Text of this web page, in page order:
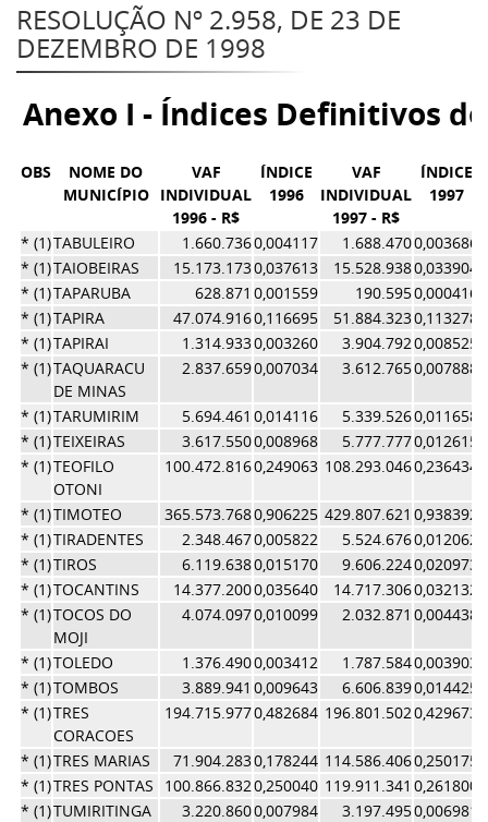
RESOLUÇÃO Nº 2.958, DE 23 DE
DEZEMBRO DE 1998
Anexo I - Índices Definitivos do
OBS
NOME DO
MUNICÍPIO
VAF
INDIVIDUAL
1996 - R$
ÍNDICE
1996
VAF
INDIVIDUAL
1997 - R$
ÍNDICE
1997
* (1)TABULEIRO 1.660.7360,004117 1.688.4700,003686
* (1)TAIOBEIRAS 15.173.1730,037613 15.528.9380,033904
* (1)TAPARUBA 628.871 0,001559 190.5950,000416
* (1)TAPIRA 47.074.9160,116695 51.884.3230,113278
* (1)TAPIRAI 1.314.9330,003260 3.904.7920,008525
* (1)TAQUARACU
DE MINAS
2.837.6590,007034 3.612.7650,007888
* (1)TARUMIRIM 5.694.461 0,014116 5.339.5260,011658
* (1)TEIXEIRAS 3.617.5500,008968 5.777.7770,012615
* (1)TEOFILO
OTONI
100.472.8160,249063 108.293.0460,236434
* (1)TIMOTEO 365.573.7680,906225 429.807.621 0,938392
* (1)TIRADENTES 2.348.4670,005822 5.524.6760,012062
* (1)TIROS 6.119.6380,015170 9.606.2240,020973
* (1)TOCANTINS 14.377.2000,035640 14.717.3060,032132
* (1)TOCOS DO
MOJI
4.074.0970,010099 2.032.871 0,004438
* (1)TOLEDO 1.376.4900,003412 1.787.5840,003903
* (1)TOMBOS 3.889.941 0,009643 6.606.8390,014425
* (1)TRES
CORACOES
194.715.9770,482684 196.801.5020,429673
* (1)TRES MARIAS 71.904.2830,178244 114.586.4060,250175
* (1)TRES PONTAS 100.866.8320,250040 119.911.341 0,261800
* (1)TUMIRITINGA 3.220.8600,007984 3.197.4950,006981